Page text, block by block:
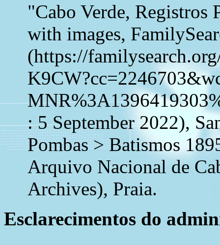
"Cabo Verde, Registros
with images,
(https://
: 5 September 2022),
Pombas > Batismos
Arquivo Nacional de
Archives), Praia.
Esclarecimentos do